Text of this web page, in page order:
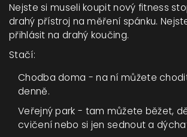
Nejste si museli koupit nový fitness
drahý přístroj na měření spánku.
přihlásit na drahý koučing.
Stačí:
Chodba doma - na ní můžete
denně.
Veřejný park - tam můžete běžet,
cvičení nebo si jen sednout a